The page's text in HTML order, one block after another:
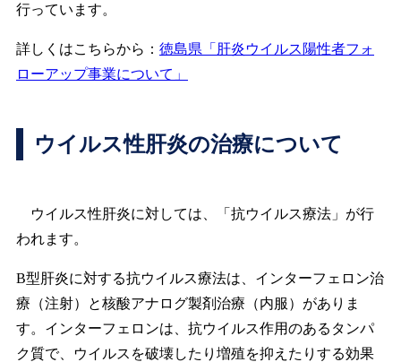
行っています。
詳しくはこちらから： 徳島県「肝炎ウイルス陽性者フォ
ローアップ事業について」
ウイルス性肝炎の治療について
ウイルス性肝炎に対しては、「抗ウイルス療法」が行
われます。
B型肝炎に対する抗ウイルス療法は、インターフェロン治
療（注射）と核酸アナログ製剤治療（内服）がありま
す。インターフェロンは、抗ウイルス作用のあるタンパ
ク質で、ウイルスを破壊したり増殖を抑えたりする効果